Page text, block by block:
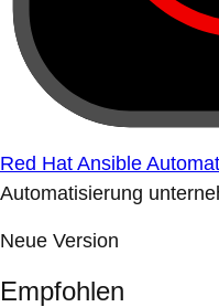
Red Hat Ansible
Automatisierung
Neue Version
Empfohlen